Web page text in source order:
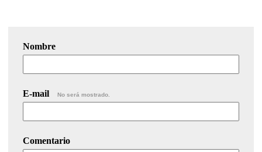
Nombre
E-mail No será mostrado.
Comentario